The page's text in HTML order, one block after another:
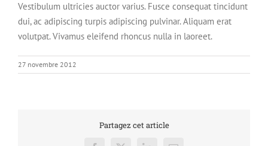
Vestibulum ultricies auctor varius. Fusce consequat tincidunt
dui, ac adipiscing turpis adipiscing pulvinar. Aliquam erat
volutpat. Vivamus eleifend rhoncus nulla in laoreet.
27 novembre 2012
Partagez cet article